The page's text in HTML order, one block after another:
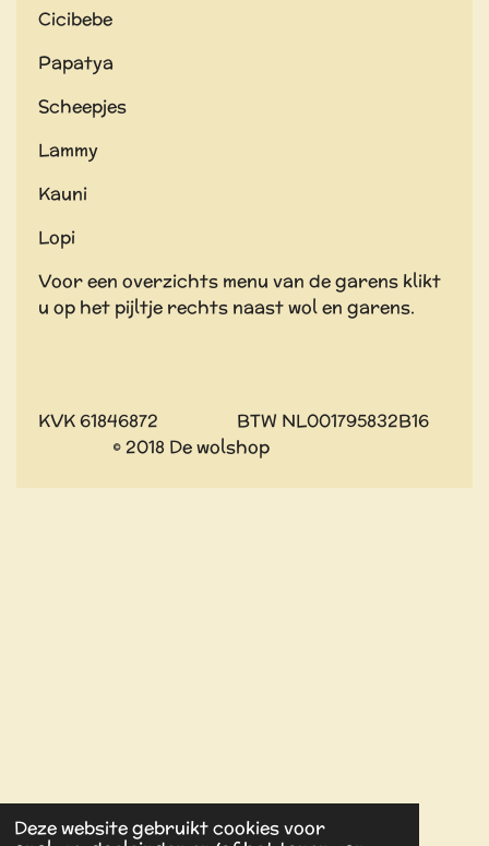
Deze website gebruikt cookies voor
Cicibebe
Papatya
Scheepjes
Lammy
Kauni
Lopi
Voor een overzichts menu van de garens klikt
u op het pijltje rechts naast wol en garens.
KVK 61846872 BTW NL001795832B16
© 2018 De wolshop